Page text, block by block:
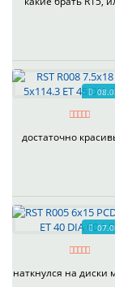
достаточно
наткнулся на диски